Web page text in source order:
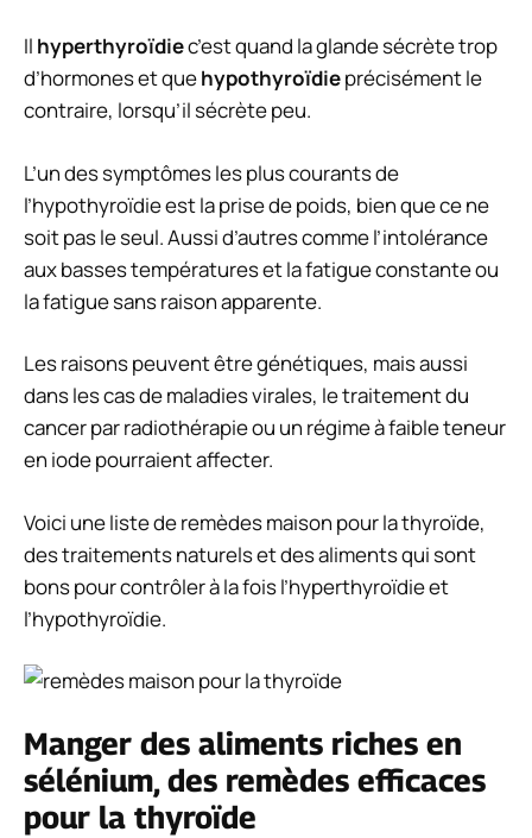
Il hyperthyroïdiec’est quand la glande sécrète trop
d’hormones et quehypothyroïdieprécisément le
contraire, lorsqu’il sécrète peu.
L’un des symptômes les plus courants de
l’hypothyroïdie est la prise de poids, bien que ce ne
soit pas le seul. Aussi d’autres comme l’intolérance
aux basses températures et la fatigue constante ou
la fatigue sans raison apparente.
Les raisons peuvent être génétiques, mais aussi
dans les cas de maladies virales, le traitement du
cancer par radiothérapie ou un régime à faible teneur
en iode pourraient affecter.
Voici une liste de remèdes maison pour la thyroïde,
des traitements naturels et des aliments qui sont
bons pour contrôler à la fois l’hyperthyroïdie et
l’hypothyroïdie.
Manger des aliments riches en
sélénium, des remèdes efficaces
pour la thyroïde